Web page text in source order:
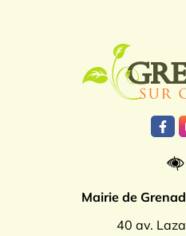
Mairie de
40 av.